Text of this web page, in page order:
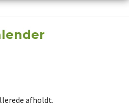
afholdt.